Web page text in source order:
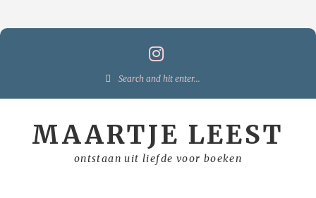
Search
MAARTJE LEEST
ontstaan uit liefde voor boeken